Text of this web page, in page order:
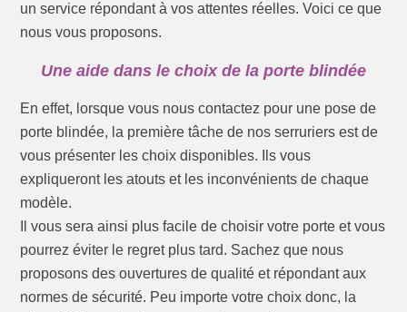
un service répondant à vos attentes réelles. Voici ce que
nous vous proposons.
Une aide dans le choix de la porte blindée
En effet, lorsque vous nous contactez pour une pose de
porte blindée, la première tâche de nos serruriers est de
vous présenter les choix disponibles. Ils vous
expliqueront les atouts et les inconvénients de chaque
modèle.
Il vous sera ainsi plus facile de choisir votre porte et vous
pourrez éviter le regret plus tard. Sachez que nous
proposons des ouvertures de qualité et répondant aux
normes de sécurité. Peu importe votre choix donc, la